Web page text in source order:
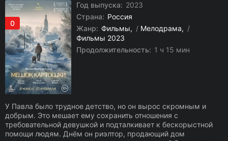
0
Год выпуска: 2023
Страна: Россия
Жанр: Фильмы / Мелодрама
/
Фильмы 2023
Продолжительность: 1 ч 15 мин
У Павла было трудное детство, но он вырос скромным и
добрым. Это мешает ему сохранить отношения с
требовательной девушкой и подталкивает к бескорыстной
помощи людям. Днём он риэлтор, продающий дом